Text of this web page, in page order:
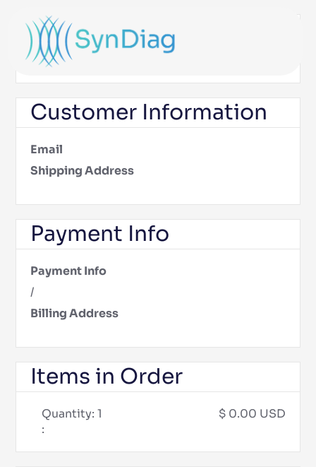
Shipping Method
Customer Information
Email
Shipping Address
Payment Info
Payment Info
/
Billing Address
Items in Order
Quantity: 1
:
$ 0.00 USD